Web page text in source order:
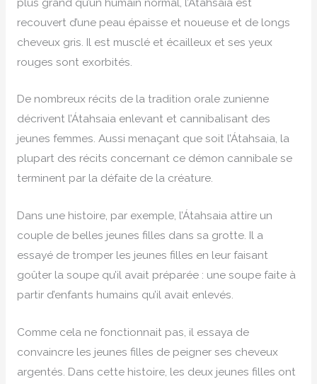
recouvert d’une peau épaisse et noueuse et de longs
cheveux gris. Il est musclé et écailleux et ses yeux
rouges sont exorbités.
De nombreux récits de la tradition orale zunienne
décrivent l’Átahsaia enlevant et cannibalisant des
jeunes femmes. Aussi menaçant que soit l’Átahsaia, la
plupart des récits concernant ce démon cannibale se
terminent par la défaite de la créature.
Dans une histoire, par exemple, l’Átahsaia attire un
couple de belles jeunes filles dans sa grotte. Il a
essayé de tromper les jeunes filles en leur faisant
goûter la soupe qu’il avait préparée : une soupe faite à
partir d’enfants humains qu’il avait enlevés.
Comme cela ne fonctionnait pas, il essaya de
convaincre les jeunes filles de peigner ses cheveux
argentés. Dans cette histoire, les deux jeunes filles ont